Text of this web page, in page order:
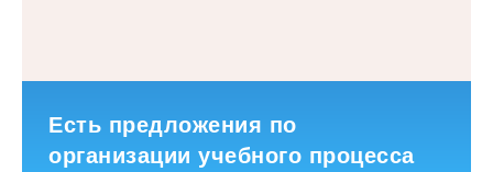
Есть предложения по
организации учебного процесса